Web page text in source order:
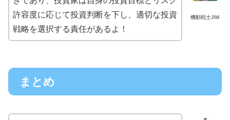
機動戦士JIM
許容度に応じて投資判断を下し、適切な投資
戦略を選択する責任があるよ！
まとめ